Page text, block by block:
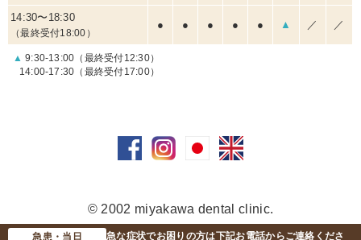
急患・当日 急な症状でお困りの方は下記お電話からご連絡くださ
14:30〜18:30
（最終受付18:00）
● ● ● ● ● ▲ ／ ／
▲ 9:30-13:00（最終受付12:30）
14:00-17:30（最終受付17:00）
© 2002 miyakawa dental clinic.